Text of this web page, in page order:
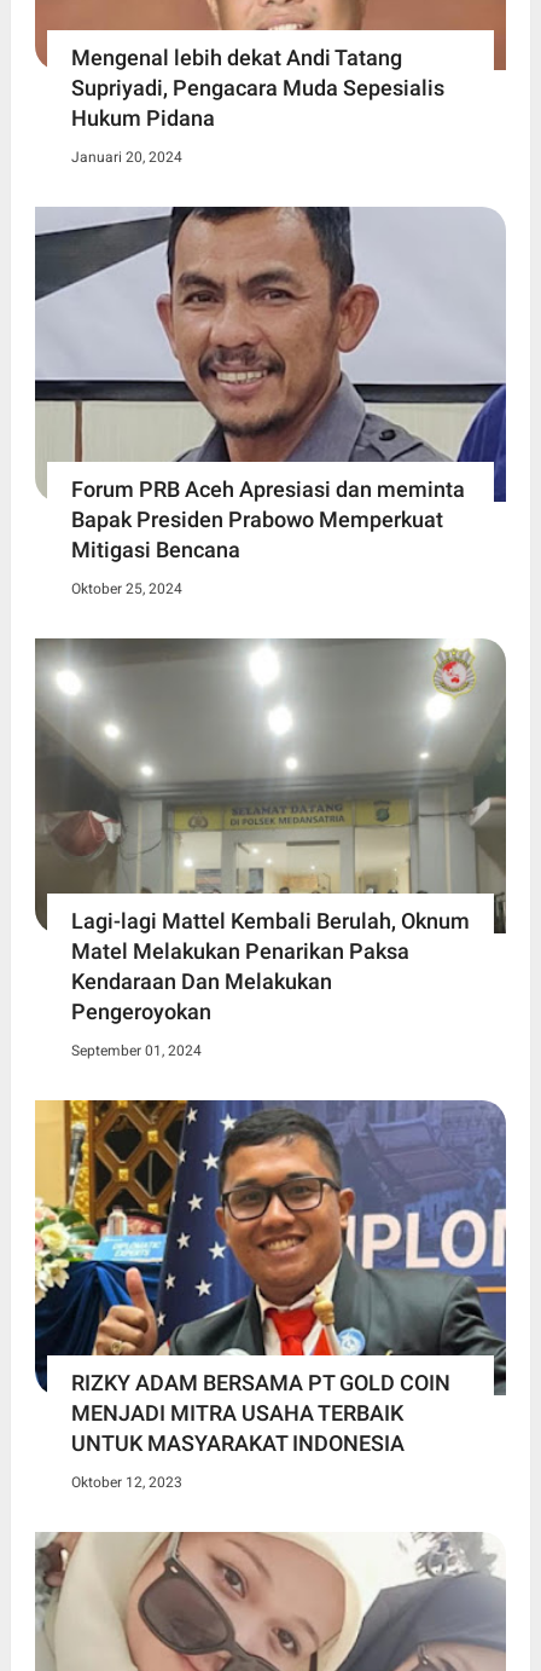
Mengenal lebih dekat Andi Tatang
Supriyadi, Pengacara Muda Sepesialis
Hukum Pidana
Januari 20, 2024
Forum PRB Aceh Apresiasi dan meminta
Bapak Presiden Prabowo Memperkuat
Mitigasi Bencana
Oktober 25, 2024
Lagi-lagi Mattel Kembali Berulah, Oknum
Matel Melakukan Penarikan Paksa
Kendaraan Dan Melakukan
Pengeroyokan
September 01, 2024
RIZKY ADAM BERSAMA PT GOLD COIN
MENJADI MITRA USAHA TERBAIK
UNTUK MASYARAKAT INDONESIA
Oktober 12, 2023